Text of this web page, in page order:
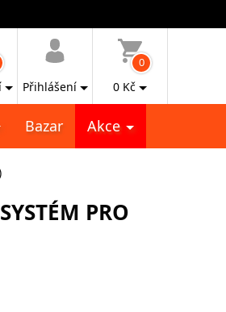
Přihlášení
0
0 Kč
Bazar Akce
PRO